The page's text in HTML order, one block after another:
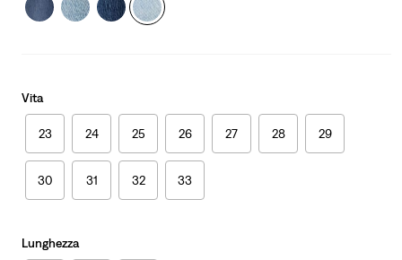
Vita
23 24 25 26 27 28 29
30 31 32 33
Lunghezza